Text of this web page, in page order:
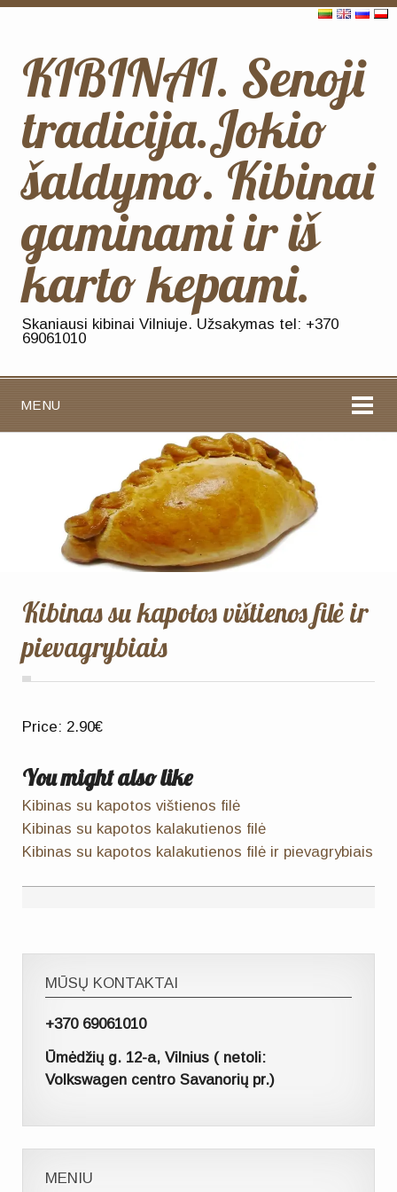
KIBINAI. Senoji
tradicija.Jokio
šaldymo. Kibinai
gaminami ir iš
karto kepami.
Skaniausi kibinai Vilniuje. Užsakymas tel: +370
69061010
MENU
Kibinas su kapotos vištienos filė ir
pievagrybiais
Price: 2.90€
You might also like
Kibinas su kapotos vištienos filė
Kibinas su kapotos kalakutienos filė
Kibinas su kapotos kalakutienos filė ir pievagrybiais
MŪSŲ KONTAKTAI
+370 69061010
Ūmėdžių g. 12-a, Vilnius ( netoli:
Volkswagen centro Savanorių pr.)
MENIU